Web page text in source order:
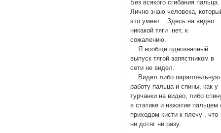
Без всякого сгибания пальца.
Лично знаю человека,
это умеет. Здесь на видео
никакой тяги нет, к
сожалению.
Я вообще однозначный
выпуск тягой запястником в
сети не видел.
Видел либо параллельную
работу пальца и спины, как у
турчанки на видео, либо
в статике и нажатие пальцем
приходом кисти к плечу , что
ни дотяг ни разу.